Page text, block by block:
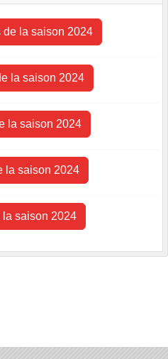
de la saison 2024
la saison 2024
la saison 2024
la saison 2024
la saison 2024